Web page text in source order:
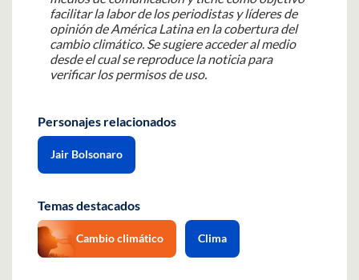
facilitar la labor de los periodistas y líderes de
opinión de América Latina en la cobertura del
cambio climático. Se sugiere acceder al medio
desde el cual se reproduce la noticia para
verificar los permisos de uso.
Personajes relacionados
Jair Bolsonaro
Temas destacados
Cambio climático Clima